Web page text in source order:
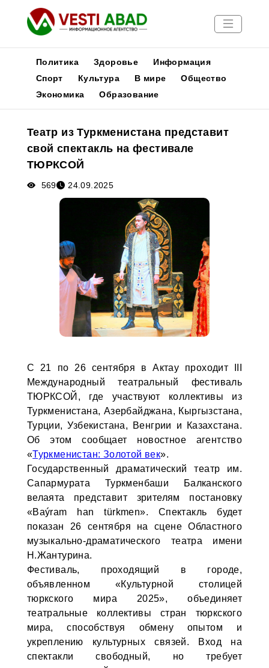
Новости
Медиа
Афиша
Политика Здоровье
Информация
Спорт
Культура В мире
Общество
Экономика
Образование
Театр из Туркменистана представит
свой спектакль на фестивале
ТЮРКСОЙ
569 24.09.2025
С 21 по 26 сентября в Актау проходит III
Международный театральный фестиваль
ТЮРКСОЙ, где участвуют коллективы из
Туркменистана, Азербайджана, Кыргызстана,
Турции, Узбекистана, Венгрии и Казахстана.
Об этом сообщает новостное агентство
«Туркменистан: Золотой век».
Государственный драматический театр им.
Сапармурата Туркменбаши Балканского
велаята представит зрителям постановку
«Baýram han türkmen». Спектакль будет
показан 26 сентября на сцене Областного
музыкально-драматического театра имени
Н.Жантурина.
Фестиваль, проходящий в городе,
объявленном «Культурной столицей
тюркского мира 2025», объединяет
театральные коллективы стран тюркского
мира, способствуя обмену опытом и
укреплению культурных связей. Вход на
спектакли свободный, но требует